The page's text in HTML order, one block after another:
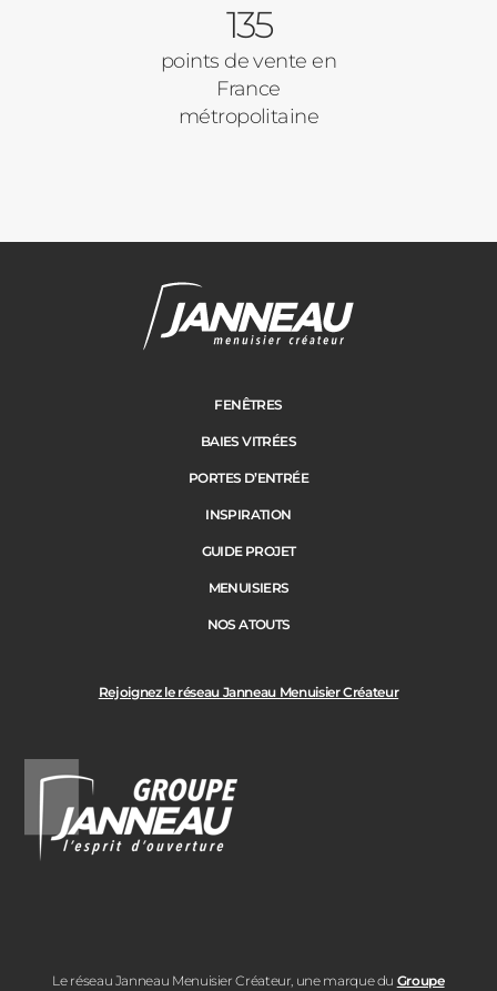
135
points de vente en
France
métropolitaine
Rejoignez le réseau Janneau Menuisier Créateur
Le réseau Janneau Menuisier Créateur, une marque du Groupe
FENÊTRES
BAIES VITRÉES
PORTES D’ENTRÉE
INSPIRATION
GUIDE PROJET
MENUISIERS
NOS ATOUTS